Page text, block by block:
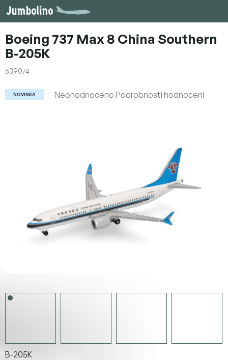
Přejít
na
Boeing 737 Max 8 China Southern
B-205K
539074
NOVINKA
Průměrné
hvězdiček.
Neohodnoceno Podrobnosti hodnocení
B-205K